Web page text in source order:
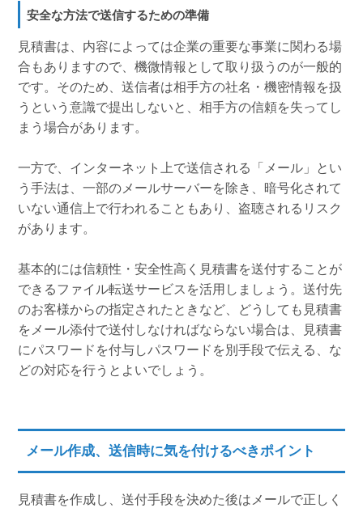
安全な方法で送信するための準備
見積書は、内容によっては企業の重要な事業に関わる場
合もありますので、機微情報として取り扱うのが一般的
です。そのため、送信者は相手方の社名・機密情報を扱
うという意識で提出しないと、相手方の信頼を失ってし
まう場合があります。
一方で、インターネット上で送信される「メール」とい
う手法は、一部のメールサーバーを除き、暗号化されて
いない通信上で行われることもあり、盗聴されるリスク
があります。
基本的には信頼性・安全性高く見積書を送付することが
できるファイル転送サービスを活用しましょう。送付先
のお客様からの指定されたときなど、どうしても見積書
をメール添付で送付しなければならない場合は、見積書
にパスワードを付与しパスワードを別手段で伝える、な
どの対応を行うとよいでしょう。
メール作成、送信時に気を付けるべきポイント
見積書を作成し、送付手段を決めた後はメールで正しく